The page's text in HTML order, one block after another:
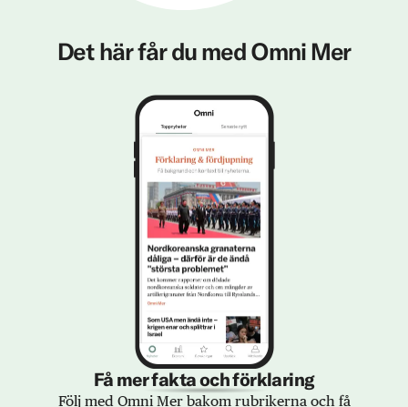
Det här får du med Omni Mer
Få mer fakta och förklaring
Följ med Omni Mer bakom rubrikerna och få